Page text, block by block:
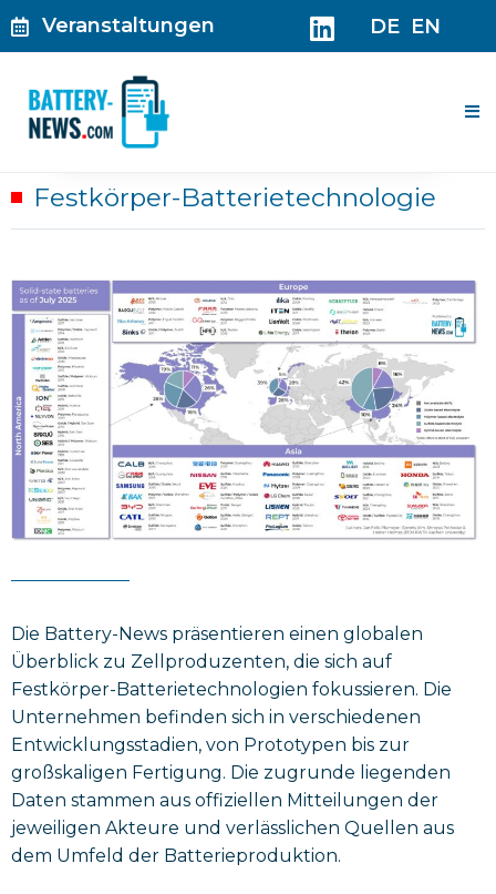
Zum
Inhalt
Veranstaltungen DE EN
Festkörper-Batterietechnologie
Die Battery-News präsentieren einen globalen
Überblick zu Zellproduzenten, die sich auf
Festkörper-Batterietechnologien fokussieren. Die
Unternehmen befinden sich in verschiedenen
Entwicklungsstadien, von Prototypen bis zur
großskaligen Fertigung. Die zugrunde liegenden
Daten stammen aus offiziellen Mitteilungen der
jeweiligen Akteure und verlässlichen Quellen aus
dem Umfeld der Batterieproduktion.